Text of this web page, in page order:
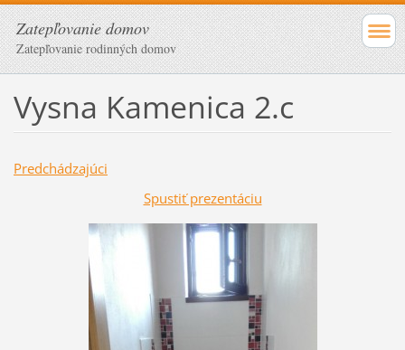
Zatepľovanie domov
Zatepľovanie rodinných domov
Vysna Kamenica 2.c
Predchádzajúci
Spustiť prezentáciu